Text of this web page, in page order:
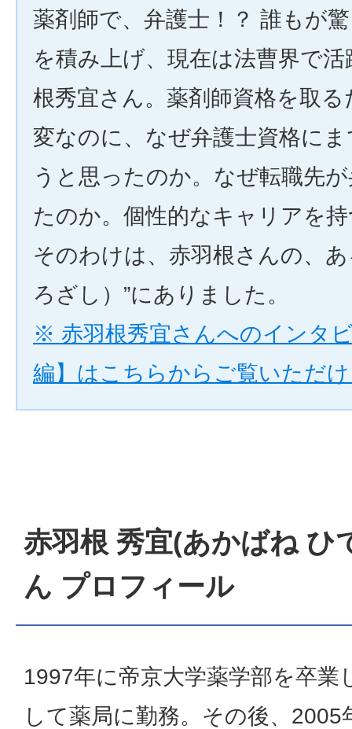
薬剤師で、弁護士！？ 誰もが
を積み上げ、現在は法曹界で
根秀宜さん。薬剤師資格を取
変なのに、なぜ弁護士資格に
うと思ったのか。なぜ転職先
たのか。個性的なキャリアを
そのわけは、赤羽根さんの、あ
ろざし）”にありました。
※ 赤羽根秀宜さんへのインタ
編】はこちらからご覧いただ
赤羽根 秀宜(あかばね ひ
ん プロフィール
1997年に帝京大学薬学部を卒業
して薬局に勤務。その後、2005